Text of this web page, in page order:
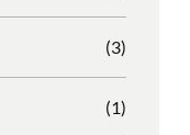
(3)
(1)